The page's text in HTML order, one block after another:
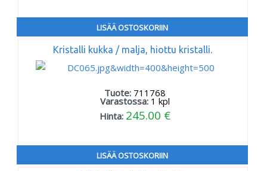
LISÄÄ OSTOSKORIIN
Kristalli kukka / malja, hiottu kristalli.
Tuote: 711768
Varastossa: 1 kpl
Hinta: 245.00 €
LISÄÄ OSTOSKORIIN